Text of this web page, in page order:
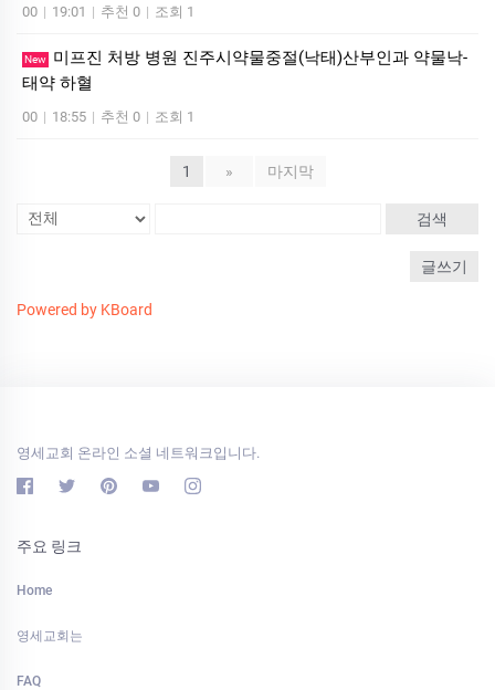
00 | 19:01 | 추천 0 | 조회 1
New
미프진 처방 병원 진주시약물중절(낙태)산부인과 약물낙­
태약 하혈
00 | 18:55 | 추천 0 | 조회 1
1 » 마지막
검색
글쓰기
Powered by KBoard
영세교회 온라인 소셜 네트워크입니다.
주요 링크
Home
영세교회는
FAQ